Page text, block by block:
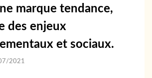
marque tendance,
des enjeux
et sociaux.
2021